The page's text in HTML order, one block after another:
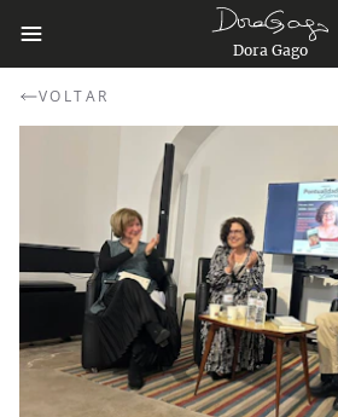
Dora Gago
VOLTAR